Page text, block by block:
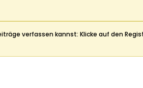
verfassen kannst: Klicke auf den